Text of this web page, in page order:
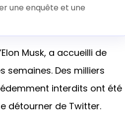
une enquête et une
Musk, a accueilli de
semaines. Des milliers
interdits ont été
détourner de Twitter.